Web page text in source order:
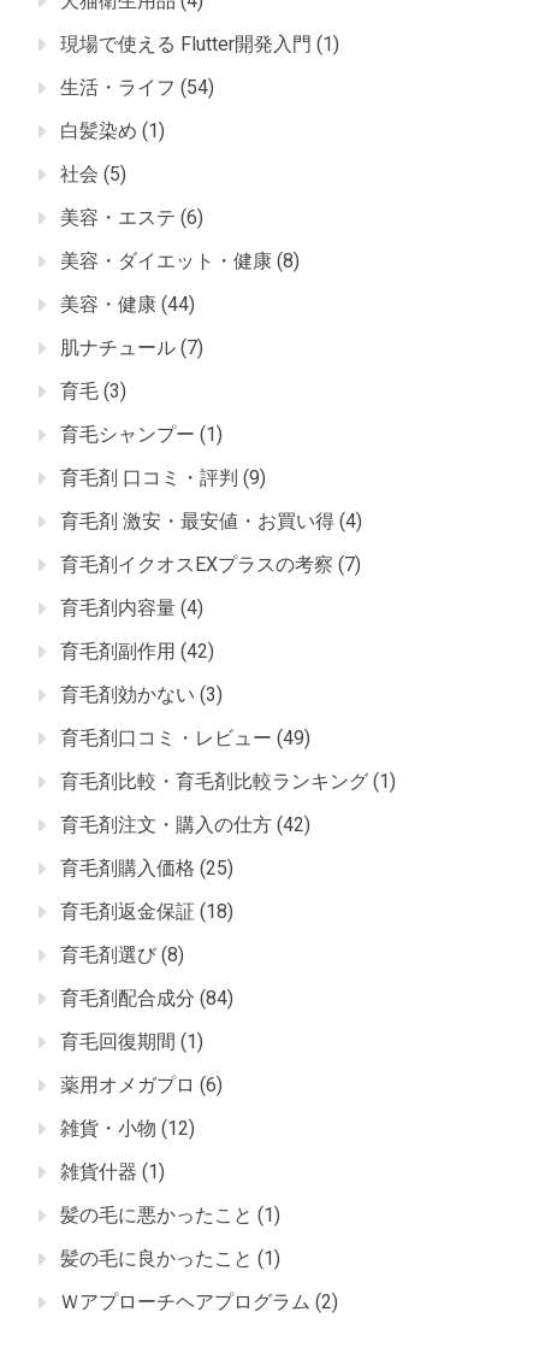
現場で使える Flutter開発入門 (1)
生活・ライフ (54)
白髪染め (1)
社会 (5)
美容・エステ (6)
美容・ダイエット・健康 (8)
美容・健康 (44)
肌ナチュール (7)
育毛 (3)
育毛シャンプー (1)
育毛剤 口コミ・評判 (9)
育毛剤 激安・最安値・お買い得 (4)
育毛剤イクオスEXプラスの考察 (7)
育毛剤内容量 (4)
育毛剤副作用 (42)
育毛剤効かない (3)
育毛剤口コミ・レビュー (49)
育毛剤比較・育毛剤比較ランキング (1)
育毛剤注文・購入の仕方 (42)
育毛剤購入価格 (25)
育毛剤返金保証 (18)
育毛剤選び (8)
育毛剤配合成分 (84)
育毛回復期間 (1)
薬用オメガプロ (6)
雑貨・小物 (12)
雑貨什器 (1)
髪の毛に悪かったこと (1)
髪の毛に良かったこと (1)
Ｗアプローチヘアプログラム (2)